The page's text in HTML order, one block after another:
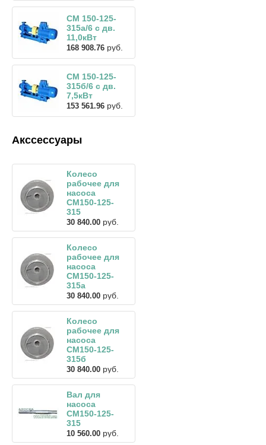
СМ 150-125-
315а/6 с дв.
11,0кВт
168 908.76 руб.
СМ 150-125-
315б/6 с дв.
7,5кВт
153 561.96 руб.
Акссессуары
Колесо
рабочее для
насоса
СМ150-125-
315
30 840.00 руб.
Колесо
рабочее для
насоса
СМ150-125-
315а
30 840.00 руб.
Колесо
рабочее для
насоса
СМ150-125-
315б
30 840.00 руб.
Вал для
насоса
СМ150-125-
315
10 560.00 руб.